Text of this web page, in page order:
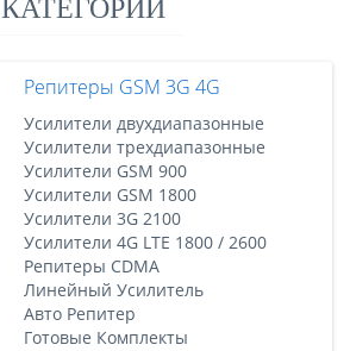
КАТЕГОРИИ
Репитеры GSM 3G 4G
Усилители двухдиапазонные
Усилители трехдиапазонные
Усилители GSM 900
Усилители GSM 1800
Усилители 3G 2100
Усилители 4G LTE 1800 / 2600
Репитеры CDMA
Линейный Усилитель
Авто Репитер
Готовые Комплекты